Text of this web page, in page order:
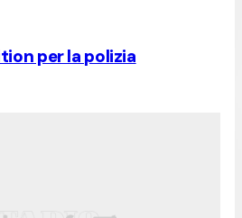
per la polizia